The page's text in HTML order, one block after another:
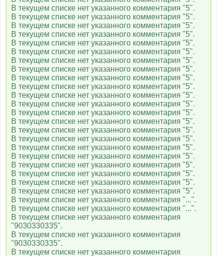
Bridge TV
Europa Plus TV
MTV 00s
MTV 80s
M1
M2
Муз-ТВ
В текущем списке нет указанного комментария "5".
В текущем списке нет указанного комментария "5".
В текущем списке нет указанного комментария "5".
В текущем списке нет указанного комментария "5".
В текущем списке нет указанного комментария "5".
В текущем списке нет указанного комментария "5".
В текущем списке нет указанного комментария "5".
В текущем списке нет указанного комментария "5".
В текущем списке нет указанного комментария "5".
В текущем списке нет указанного комментария "5".
В текущем списке нет указанного комментария "5".
В текущем списке нет указанного комментария "5".
В текущем списке нет указанного комментария "5".
В текущем списке нет указанного комментария "5".
В текущем списке нет указанного комментария "5".
В текущем списке нет указанного комментария "5".
В текущем списке нет указанного комментария "5".
В текущем списке нет указанного комментария "5".
В текущем списке нет указанного комментария "5".
В текущем списке нет указанного комментария "5".
В текущем списке нет указанного комментария "5".
В текущем списке нет указанного комментария "5".
В текущем списке нет указанного комментария "...".
В текущем списке нет указанного комментария "...".
В текущем списке нет указанного комментария
"9030330335".
В текущем списке нет указанного комментария
"9030330335".
В текущем списке нет указанного комментария